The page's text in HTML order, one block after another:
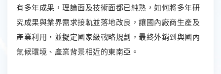
有多年成果，理論面及技術面都已純熟，如何將多年研
究成果與業界需求接軌並落地改良，讓國內廠商生產及
產業利用，並擬定國家級戰略規劃，最終外銷到與國內
氣候環境、產業背景相近的東南亞。